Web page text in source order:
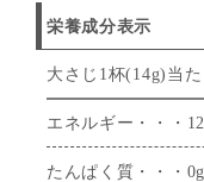
栄養成分表示
大さじ1杯(14g)当た
エネルギー・・・
たんぱく質・・・0g